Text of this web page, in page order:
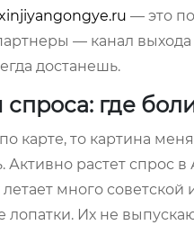
— это
— канал
достанешь.
спроса: где
карте, то картина
Активно растет
много
лопатки. Их не